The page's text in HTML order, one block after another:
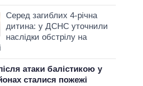
Серед загиблих 4-річна
дитина: у ДСНС уточнили
наслідки обстрілу на
атаки балістикою у
сталися пожежі